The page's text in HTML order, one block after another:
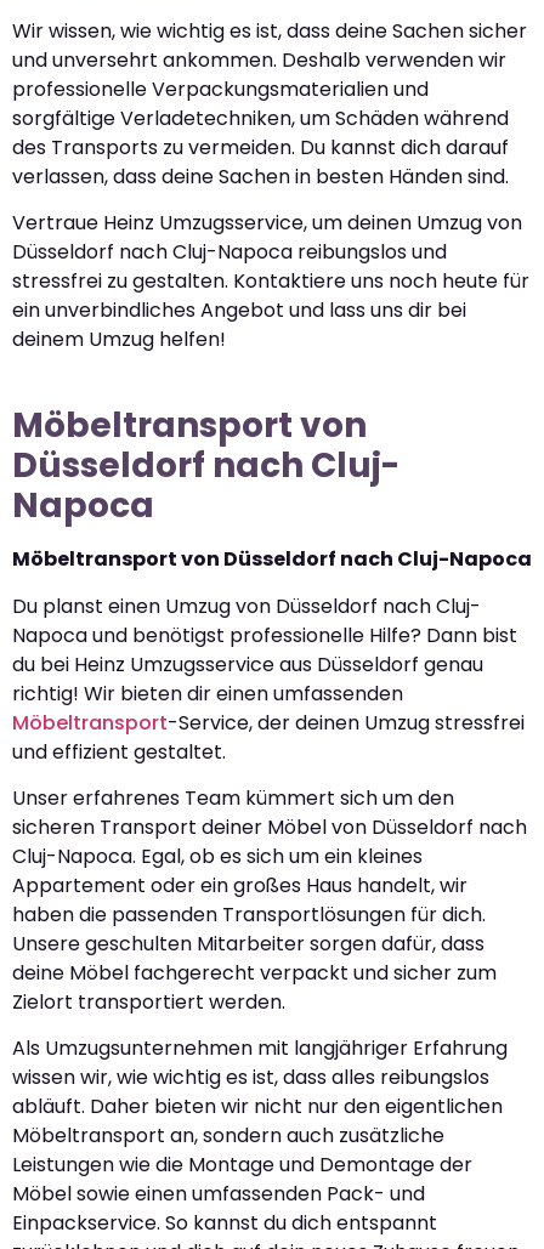
Wir wissen, wie wichtig es ist, dass deine Sachen sicher
und unversehrt ankommen. Deshalb verwenden wir
professionelle Verpackungsmaterialien und
sorgfältige Verladetechniken, um Schäden während
des Transports zu vermeiden. Du kannst dich darauf
verlassen, dass deine Sachen in besten Händen sind.
Vertraue Heinz Umzugsservice, um deinen Umzug von
Düsseldorf nach Cluj-Napoca reibungslos und
stressfrei zu gestalten. Kontaktiere uns noch heute für
ein unverbindliches Angebot und lass uns dir bei
deinem Umzug helfen!
Möbeltransport von
Düsseldorf nach Cluj-
Napoca
Möbeltransport von Düsseldorf nach Cluj-Napoca
Du planst einen Umzug von Düsseldorf nach Cluj-
Napoca und benötigst professionelle Hilfe? Dann bist
du bei Heinz Umzugsservice aus Düsseldorf genau
richtig! Wir bieten dir einen umfassenden
Möbeltransport-Service, der deinen Umzug stressfrei
und effizient gestaltet.
Unser erfahrenes Team kümmert sich um den
sicheren Transport deiner Möbel von Düsseldorf nach
Cluj-Napoca. Egal, ob es sich um ein kleines
Appartement oder ein großes Haus handelt, wir
haben die passenden Transportlösungen für dich.
Unsere geschulten Mitarbeiter sorgen dafür, dass
deine Möbel fachgerecht verpackt und sicher zum
Zielort transportiert werden.
Als Umzugsunternehmen mit langjähriger Erfahrung
wissen wir, wie wichtig es ist, dass alles reibungslos
abläuft. Daher bieten wir nicht nur den eigentlichen
Möbeltransport an, sondern auch zusätzliche
Leistungen wie die Montage und Demontage der
Möbel sowie einen umfassenden Pack- und
Einpackservice. So kannst du dich entspannt